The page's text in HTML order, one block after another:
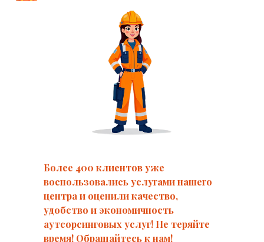
Более 400 клиентов уже
воспользовались услугами нашего
центра и оценили качество,
удобство и экономичность
аутсорсинговых услуг! Не теряйте
время! Обращайтесь к нам!